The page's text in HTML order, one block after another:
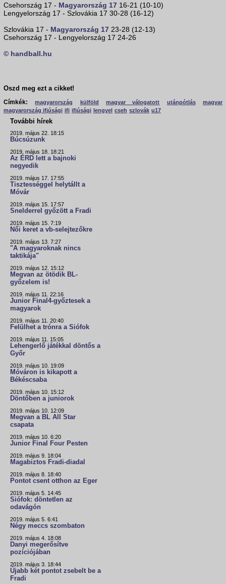
Csehország 17 - Magyarország 17 16-21 (10-10)
Lengyelország 17 - Szlovákia 17 30-28 (16-12)
Szlovákia 17 - Magyarország 17 23-28 (12-13)
Csehország 17 - Lengyelország 17 24-26
© handball.hu
Oszd meg ezt a cikket!
Címkék:
magyarország külföld magyar válogatott utánpótlás
magyar
magyarország ifjúsági ifi ifjúsági lengyel cseh szlovák u17
További hírek
2019. május 22. 18:15
Búcsúzunk
2019. május 18. 18:21
Az ÉRD lett a bajnoki
negyedik
2019. május 17. 17:55
Tisztességgel helytállt a
Móvár
2019. május 15. 17:57
Snelderrel győzött a Fradi
2019. május 15. 7:19
Női keret a vb-selejtezőkre
2019. május 13. 7:27
"A magyaroknak nincs
taktikája"
2019. május 12. 15:12
Megvan az ötödik BL-
győzelem is!
2019. május 11. 22:16
Junior Final4-győztesek a
magyarok
2019. május 11. 20:40
Felülhet a trónra a Siófok
2019. május 11. 15:05
Lehengerlő játékkal döntős a
Győr
2019. május 10. 19:09
Móváron is kikapott a
Békéscsaba
2019. május 10. 15:12
Döntőben a juniorok
2019. május 10. 12:09
Megvan a BL All Star
csapata
2019. május 10. 6:20
Junior Final Four Pesten
2019. május 9. 18:04
Magabiztos Fradi-diadal
2019. május 8. 18:40
Pontot csent otthon az Eger
2019. május 5. 14:45
Siófok: döntetlen az
odavágón
2019. május 5. 6:41
Négy meccs szombaton
2019. május 4. 18:08
Danyi megerősítve
pozíciójában
2019. május 3. 18:44
Újabb két pontot zsebelt be a
Fradi